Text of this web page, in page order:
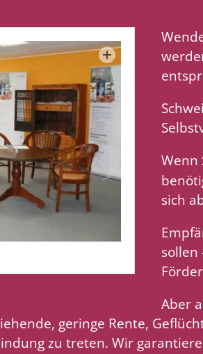
Wenn
sich
sollen
Aber
geringe Rente,
zu treten. Wir